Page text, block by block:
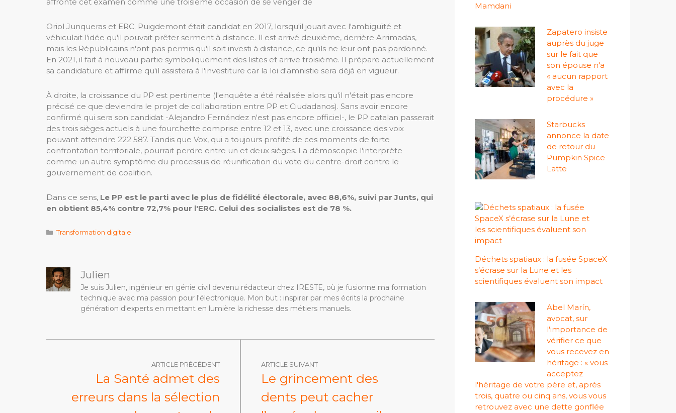
Oriol Junqueras et ERC. Puigdemont était candidat en 2017, lorsqu'il jouait avec l'ambiguïté et
véhiculait l'idée qu'il pouvait prêter serment à distance. Il est arrivé deuxième, derrière Arrimadas,
mais les Républicains n'ont pas permis qu'il soit investi à distance, ce qu'ils ne leur ont pas pardonné.
En 2021, il fait à nouveau partie symboliquement des listes et arrive troisième. Il prépare actuellement
sa candidature et affirme qu'il assistera à l'investiture car la loi d'amnistie sera déjà en vigueur.
À droite, la croissance du PP est pertinente (l'enquête a été réalisée alors qu'il n'était pas encore
précisé ce que deviendra le projet de collaboration entre PP et Ciudadanos). Sans avoir encore
confirmé qui sera son candidat -Alejandro Fernández n'est pas encore officiel-, le PP catalan passerait
des trois sièges actuels à une fourchette comprise entre 12 et 13, avec une croissance des voix
pouvant atteindre 222 587. Tandis que Vox, qui a toujours profité de ces moments de forte
confrontation territoriale, pourrait perdre entre un et deux sièges. La démoscopie l'interprète
comme un autre symptôme du processus de réunification du vote du centre-droit contre le
gouvernement de coalition.
Dans ce sens, Le PP est le parti avec le plus de fidélité électorale, avec 88,6%, suivi par Junts, qui
en obtient 85,4% contre 72,7% pour l'ERC. Celui des socialistes est de 78 %.
Catégories
Transformation digitale
Julien
Je suis Julien, ingénieur en génie civil devenu rédacteur chez IRESTE, où je fusionne ma formation
technique avec ma passion pour l'électronique. Mon but : inspirer par mes écrits la prochaine
génération d'experts en mettant en lumière la richesse des métiers manuels.
ARTICLE PRÉCÉDENT
La Santé admet des
erreurs dans la sélection
ARTICLE SUIVANT
Le grincement des
dents peut cacher
Mamdani
Zapatero insiste
auprès du juge
sur le fait que
son épouse n'a
« aucun rapport
avec la
procédure »
Starbucks
annonce la date
de retour du
Pumpkin Spice
Latte
Déchets spatiaux : la fusée SpaceX
s’écrase sur la Lune et les
scientifiques évaluent son impact
Abel Marín,
avocat, sur
l'importance de
vérifier ce que
vous recevez en
héritage : « vous
acceptez
l'héritage de votre père et, après
trois, quatre ou cinq ans, vous vous
retrouvez avec une dette gonflée